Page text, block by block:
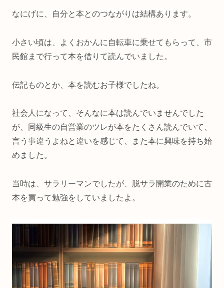
なにげに、自分と本とのつながりは結構あります。
小さい頃は、よくおかんに自転車に乗せてもらって、市
民館まで行って本を借りて読んでいました。
伝記ものとか、本を読むお子様でしたね。
社会人になって、そんなに本は読んでいませんでした
が、同級生の自営業のツレが本をたくさん読んでいて、
言う事違うよねと違いを感じて、また本に興味を持ち始
めました。
当時は、サラリーマンでしたが、脱サラ開業のために古
本を買って勉強をしていましたよ。